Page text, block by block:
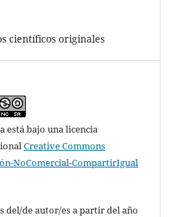
científicos originales
está bajo una licencia
Creative Commons
NoComercial-CompartirIgual
del/de autor/es a partir del año